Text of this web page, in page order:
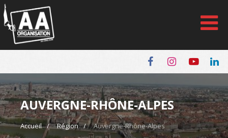
Panneau de gestion des cookies
AUVERGNE-RHÔNE-ALPES
Accueil Région Auvergne-Rhône-Alpes